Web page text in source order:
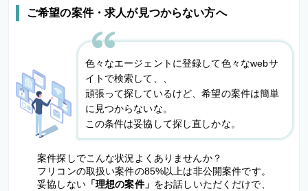
ご希望の案件・求人が見つからない方へ
色々なエージェントに登録して色々なwebサ
イトで検索して、、
頑張って探しているけど、希望の案件は簡単
に見つからないな。
この条件は妥協して探し直しかな。
案件探しでこんな状況よくありませんか？
フリコンの取扱い案件の85%以上は非公開案件です。
妥協しない「理想の案件」 をお話しいただくだけで、